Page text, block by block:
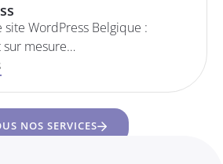
site WordPress Belgique :
mesure…
NOS SERVICES